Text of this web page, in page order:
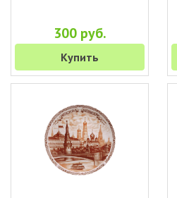
300 руб.
Купить